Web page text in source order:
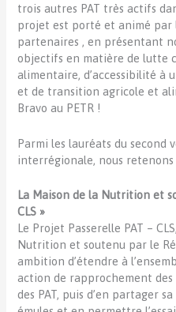
trois autres PAT très actifs
projet est porté et animé par
partenaires , en présentant
objectifs en matière de lutte
alimentaire, d’accessibilité à
et de transition agricole et
Bravo au PETR !
Parmi les lauréats du second
interrégionale, nous retenons
La Maison de la Nutrition et
CLS »
Le Projet Passerelle PAT –
Nutrition et soutenu par le
ambition d’étendre à
action de rapprochement
des PAT, puis d’en partager